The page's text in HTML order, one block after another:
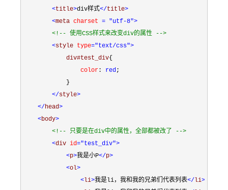
<title>div样式</title>
<meta charset = "utf-8">
<!-- 使用CSS样式来改变div的属性
-->
<style type="text/css">
            div#test_div
{
                color
: red;
}
</style>
</head>
<body>
<!-- 只要是在div中的属性，全部都被改了
-->
<div id="test_div">
<p>我是小P</p>
<ol>
<li>我是li，我和我的兄弟们代表列表</ li>